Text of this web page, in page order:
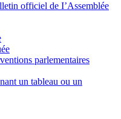
officiel de I’Assemblée
parlementaires
un tableau ou un